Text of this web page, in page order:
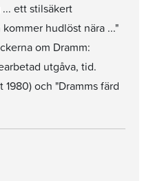
ett stilsäkert
hudlöst nära ..."
om Dramm:
utgåva, tid.
och "Dramms färd